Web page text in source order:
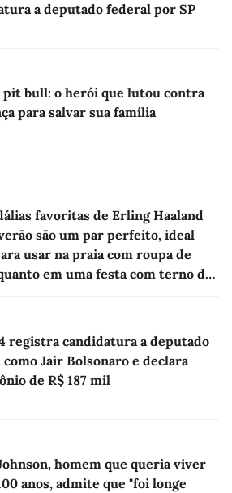
a deputado federal por SP
pit bull: o herói que lutou contra
para salvar sua família
favoritas de Erling Haaland
são um par perfeito, ideal
usar na praia com roupa de
em uma festa com terno de
registra candidatura a deputado
Jair Bolsonaro e declara
de R$ 187 mil
homem que queria viver
anos, admite que "foi longe